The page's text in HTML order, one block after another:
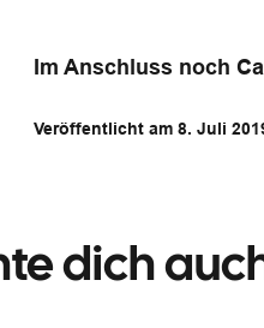
Im Anschluss noch
Veröffentlicht am 8. Juli
dich